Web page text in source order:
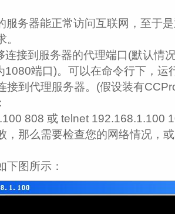
服务器能正常访问互联网，至于
连接到服务器的代理端口(默认情
1080端口)。可以在命令行下，运
接到代理服务器。(假设装有
808 或 telnet 192.168.1.100
，那么需要检查您的网络情况，
下图所示：